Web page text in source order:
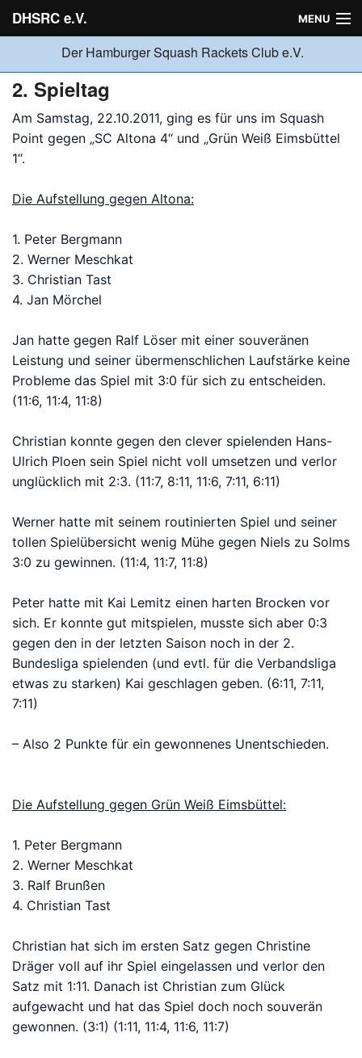
DHSRC e.V. MENU
Verein
Neuigkeiten
Turniere
Jugend
Sponsoren
Der Hamburger Squash Rackets Club e.V.
2. Spieltag
Am Samstag, 22.10.2011, ging es für uns im Squash
Point gegen „SC Altona 4“ und „Grün Weiß Eimsbüttel
1“.
Die Aufstellung gegen Altona:
1. Peter Bergmann
2. Werner Meschkat
3. Christian Tast
4. Jan Mörchel
Jan hatte gegen Ralf Löser mit einer souveränen
Leistung und seiner übermenschlichen Laufstärke keine
Probleme das Spiel mit 3:0 für sich zu entscheiden.
(11:6, 11:4, 11:8)
Christian konnte gegen den clever spielenden Hans-
Ulrich Ploen sein Spiel nicht voll umsetzen und verlor
unglücklich mit 2:3. (11:7, 8:11, 11:6, 7:11, 6:11)
Werner hatte mit seinem routinierten Spiel und seiner
tollen Spielübersicht wenig Mühe gegen Niels zu Solms
3:0 zu gewinnen. (11:4, 11:7, 11:8)
Peter hatte mit Kai Lemitz einen harten Brocken vor
sich. Er konnte gut mitspielen, musste sich aber 0:3
gegen den in der letzten Saison noch in der 2.
Bundesliga spielenden (und evtl. für die Verbandsliga
etwas zu starken) Kai geschlagen geben. (6:11, 7:11,
7:11)
– Also 2 Punkte für ein gewonnenes Unentschieden.
Die Aufstellung gegen Grün Weiß Eimsbüttel:
1. Peter Bergmann
2. Werner Meschkat
3. Ralf Brunßen
4. Christian Tast
Christian hat sich im ersten Satz gegen Christine
Dräger voll auf ihr Spiel eingelassen und verlor den
Satz mit 1:11. Danach ist Christian zum Glück
aufgewacht und hat das Spiel doch noch souverän
gewonnen. (3:1) (1:11, 11:4, 11:6, 11:7)